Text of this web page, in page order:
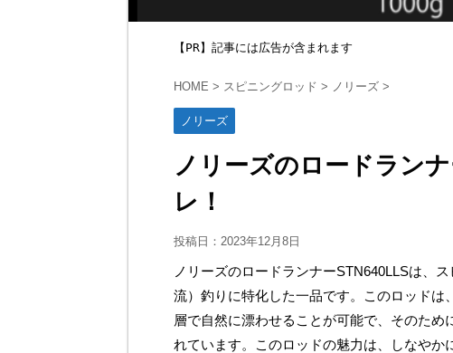
【PR】記事には広告が含まれます
HOME > スピニングロッド > ノリーズ >
ノリーズ
ノリーズのロードラン
レ！
投稿日： 2023年12月8日
ノリーズのロードランナーSTN640LLSは、
流）釣りに特化した一品です。このロッドは
層で自然に漂わせることが可能で、そのた
れています。このロッドの魅力は、しなや